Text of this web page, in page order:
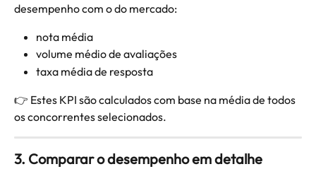
desempenho com o do mercado:
nota média
volume médio de avaliações
taxa média de resposta
👉 Estes KPI são calculados com base na média de todos
os concorrentes selecionados.
3. Comparar o desempenho em detalhe